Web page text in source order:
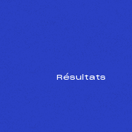
Résultats